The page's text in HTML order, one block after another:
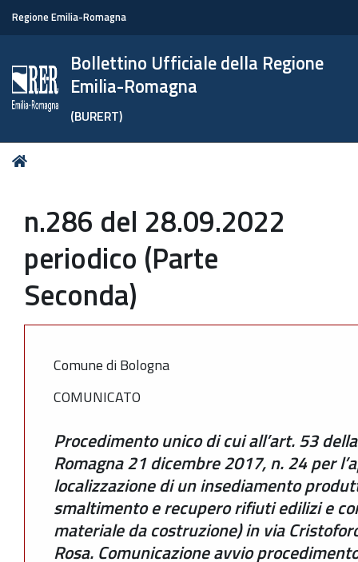
Regione Emilia-Romagna
Bollettino Ufficiale della Regione
Emilia-Romagna
(BURERT)
Tu
n.286 del 28.09.2022
periodico (Parte
Seconda)
Comune di Bologna
COMUNICATO
Procedimento unico di cui all’art. 53
Romagna 21 dicembre 2017, n. 24 per
localizzazione di un insediamento
smaltimento e recupero rifiuti edilizi e
materiale da costruzione) in via
Rosa. Comunicazione avvio